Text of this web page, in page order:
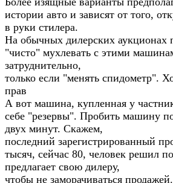
истории авто и зависят от того,
в руки стилера.
На обычных дилерских аукционах
"чисто" мухлевать с этими
затруднительно,
только если "менять спидометр".
прав
А вот машина, купленная у
себе "резервы". Пробить машину
двух минут. Скажем,
последний зарегистрированный
тысяч, сейчас 80, человек решил
предлагает свою дилеру,
чтобы не заморачиваться